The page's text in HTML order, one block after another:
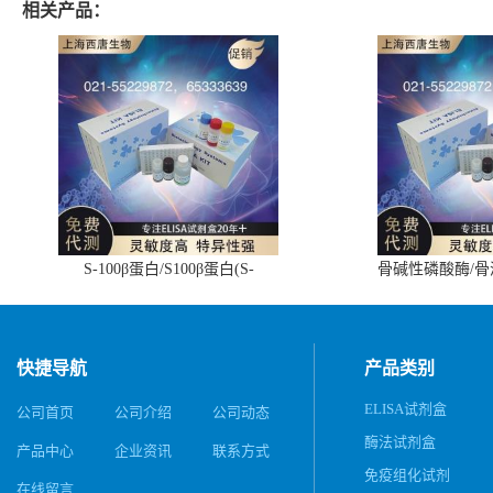
相关产品：
S-100β蛋白/S100β蛋白(S-
骨碱性磷酸酶/
快捷导航
公司首页 公司介绍 公司动态
产品中心 企业资讯 联系方式
在线留言
产品类别
ELISA试剂盒
酶法试剂盒
免疫组化试剂